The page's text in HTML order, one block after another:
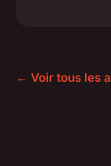
← Voir tous les